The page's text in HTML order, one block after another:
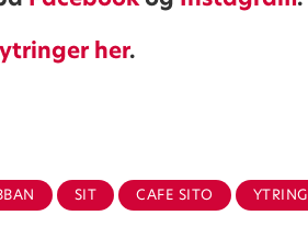
her.
SIT CAFE SITO YTRING